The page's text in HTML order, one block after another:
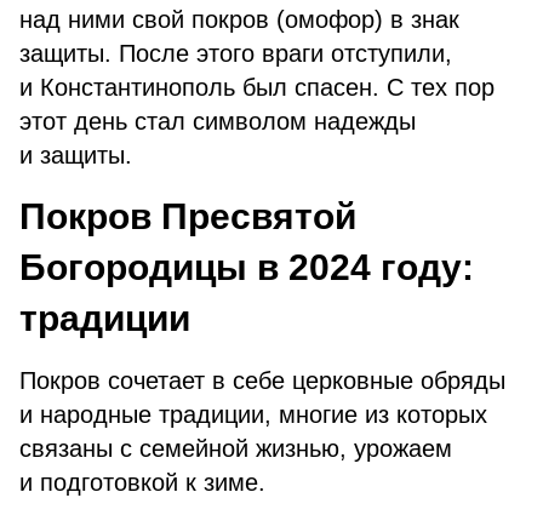
над ними свой покров (омофор) в знак
защиты. После этого враги отступили,
и Константинополь был спасен. С тех пор
этот день стал символом надежды
и защиты.
Покров Пресвятой
Богородицы в 2024 году:
традиции
Покров сочетает в себе церковные обряды
и народные традиции, многие из которых
связаны с семейной жизнью, урожаем
и подготовкой к зиме.